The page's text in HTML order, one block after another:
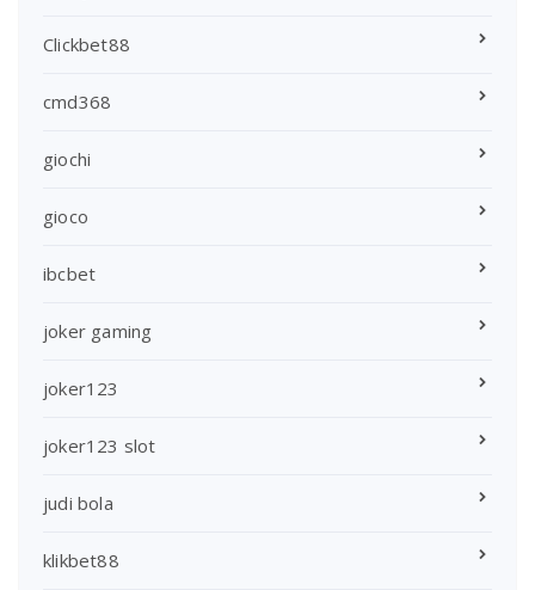
Clickbet88
cmd368
giochi
gioco
ibcbet
joker gaming
joker123
joker123 slot
judi bola
klikbet88